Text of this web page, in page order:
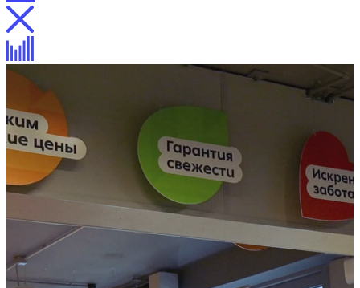
Интерьеры Ценники
Интерьеры магазинов «Пятёрочка»